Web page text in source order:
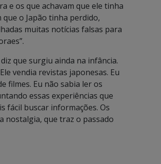
e os que achavam que ele tinha
que o Japão tinha perdido,
muitas notícias falsas para
que surgiu ainda na infância.
vendia revistas japonesas. Eu
filmes. Eu não sabia ler os
essas experiências que
fácil buscar informações. Os
nostalgia, que traz o passado